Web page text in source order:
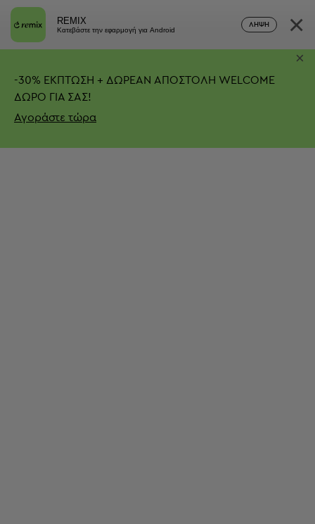
REMIX
Κατεβάστε την εφαρμογή για Android
ΛΉΨΗ ×
-30% ΕΚΠΤΩΣΗ + ΔΩΡΕΑΝ ΑΠΟΣΤΟΛΗ WELCOME
ΔΩΡΟ ΓΙΑ ΣΑΣ!
Αγοράστε τώρα
×